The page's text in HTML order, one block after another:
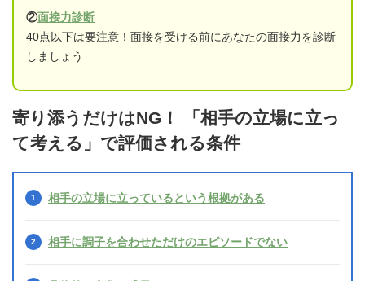
②面接力診断
40点以下は要注意！面接を受ける前にあなたの面接力を診断
しましょう
寄り添うだけはNG！ 「相手の立場に立っ
て考える」で評価される条件
相手の立場に立っているという根拠がある
相手に調子を合わせただけのエピソードでない